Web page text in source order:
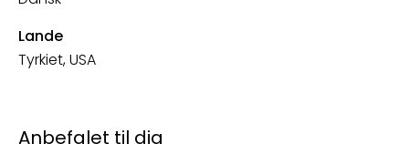
Lande
Tyrkiet, USA
Anbefalet til dig